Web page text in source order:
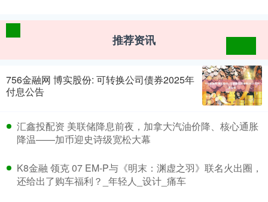
推荐资讯
756金融网 博实股份: 可转换公司债券2025年
付息公告
汇鑫投配资 美联储降息前夜，加拿大汽油价降、核心通胀
降温——加币迎史诗级宽松大幕
K8金融 领克 07 EM-P与《明末：渊虚之羽》联名火出圈，
还给出了购车福利？_年轻人_设计_痛车